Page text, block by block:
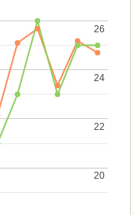
20
20
22
22
24
24
26
26